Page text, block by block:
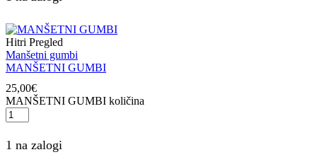
Hitri Pregled
Manšetni gumbi
MANŠETNI GUMBI
25,00€
MANŠETNI GUMBI količina
1 na zalogi